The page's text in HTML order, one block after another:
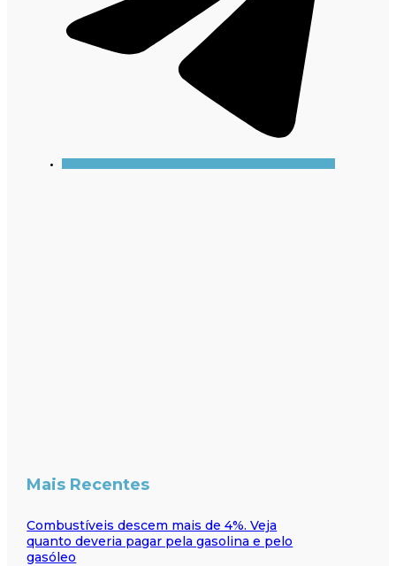
Mais Recentes
Combustíveis descem mais de 4%. Veja
quanto deveria pagar pela gasolina e pelo
gasóleo